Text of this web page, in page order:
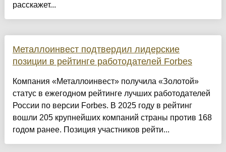
расскажет...
Металлоинвест подтвердил лидерские
позиции в рейтинге работодателей Forbes
Компания «Металлоинвест» получила «Золотой»
статус в ежегодном рейтинге лучших работодателей
России по версии Forbes. В 2025 году в рейтинг
вошли 205 крупнейших компаний страны против 168
годом ранее. Позиция участников рейти...